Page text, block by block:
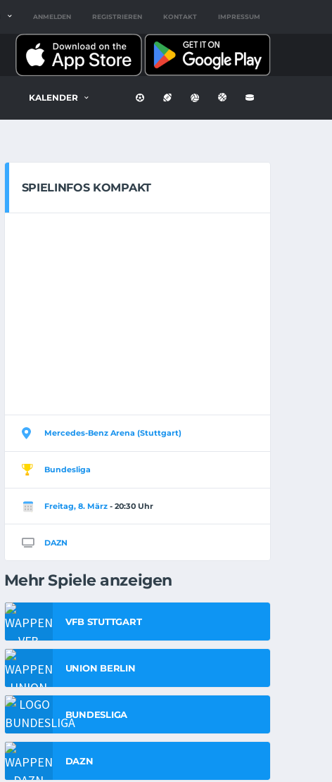
ANMELDEN REGISTRIEREN KONTAKT IMPRESSUM
KALENDER
SPIELINFOS KOMPAKT
Mercedes-Benz Arena (Stuttgart)
Bundesliga
Freitag, 8. März- 20:30 Uhr
DAZN
Mehr Spiele anzeigen
VFB STUTTGART
UNION BERLIN
BUNDESLIGA
DAZN